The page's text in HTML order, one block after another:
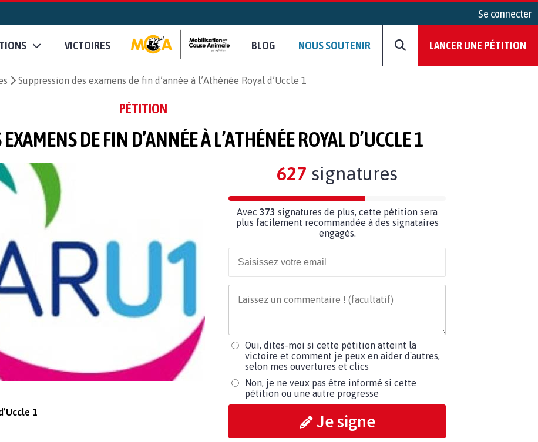
Se connecter
VICTOIRES BLOG NOUS SOUTENIR LANCER UNE PÉTITION
Suppression des examens de fin d’année à l’Athénée Royal d’Uccle 1
PÉTITION
DE FIN D’ANNÉE À L’ATHÉNÉE ROYAL D’UCCLE 1
1
627 signatures
Avec 373 signatures de plus, cette pétition sera
plus facilement recommandée à des signataires
engagés.
Oui, dites-moi si cette pétition atteint la
victoire et comment je peux en aider d'autres,
selon mes ouvertures et clics
Non, je ne veux pas être informé si cette
pétition ou une autre progresse
Je signe